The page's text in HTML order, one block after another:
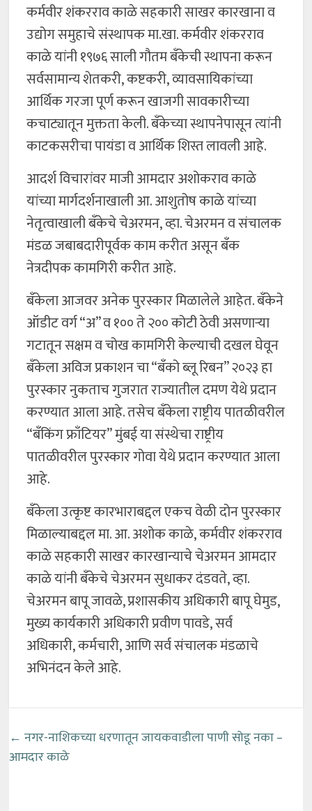
कर्मवीर शंकरराव काळे सहकारी साखर कारखाना व
उद्योग समुहाचे संस्थापक मा.खा. कर्मवीर शंकरराव
काळे यांनी १९७६ साली गौतम बँकेची स्थापना करून
सर्वसामान्य शेतकरी, कष्टकरी, व्यावसायिकांच्या
आर्थिक गरजा पूर्ण करून खाजगी सावकारीच्या
कचाट्यातून मुक्तता केली. बँकेच्या स्थापनेपासून त्यांनी
काटकसरीचा पायंडा व आर्थिक शिस्त लावली आहे.
आदर्श विचारांवर माजी आमदार अशोकराव काळे
यांच्या मार्गदर्शनाखाली आ. आशुतोष काळे यांच्या
नेतृत्वाखाली बँकेचे चेअरमन, व्हा. चेअरमन व संचालक
मंडळ जबाबदारीपूर्वक काम करीत असून बँक
नेत्रदीपक कामगिरी करीत आहे.
बँकेला आजवर अनेक पुरस्कार मिळालेले आहेत. बँकेने
ऑडीट वर्ग “अ” व १०० ते २०० कोटी ठेवी असणाऱ्या
गटातून सक्षम व चोख कामगिरी केल्याची दखल घेवून
बँकेला अविज प्रकाशन चा “बँको ब्लू रिबन” २०२३ हा
पुरस्कार नुकताच गुजरात राज्यातील दमण येथे प्रदान
करण्यात आला आहे. तसेच बँकेला राष्ट्रीय पातळीवरील
“बँकिंग फ्राँटियर” मुंबई या संस्थेचा राष्ट्रीय
पातळीवरील पुरस्कार गोवा येथे प्रदान करण्यात आला
आहे.
बँकेला उत्कृष्ट कारभाराबद्दल एकच वेळी दोन पुरस्कार
मिळाल्याबद्दल मा. आ. अशोक काळे, कर्मवीर शंकरराव
काळे सहकारी साखर कारखान्याचे चेअरमन आमदार
काळे यांनी बँकेचे चेअरमन सुधाकर दंडवते, व्हा.
चेअरमन बापू जावळे, प्रशासकीय अधिकारी बापू घेमुड,
मुख्य कार्यकारी अधिकारी प्रवीण पावडे, सर्व
अधिकारी, कर्मचारी, आणि सर्व संचालक मंडळाचे
अभिनंदन केले आहे.
← नगर-नाशिकच्या धरणातून जायकवाडीला पाणी सोडू नका –
आमदार काळे